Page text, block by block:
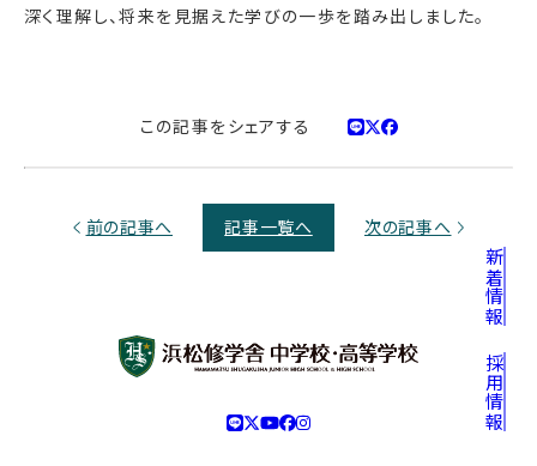
新着情報
採用情報
深く理解し、将来を見据えた学びの一歩を踏み出しました。
この記事をシェアする
前の記事へ 記事一覧へ 次の記事へ